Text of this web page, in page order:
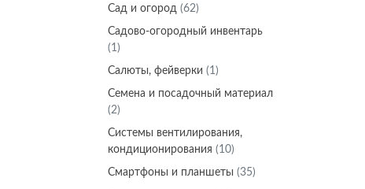
Сад и огород (62)
Садово-огородный инвентарь
(1)
Салюты, фейверки (1)
Семена и посадочный материал
(2)
Системы вентилирования,
кондиционирования (10)
Смартфоны и планшеты (35)